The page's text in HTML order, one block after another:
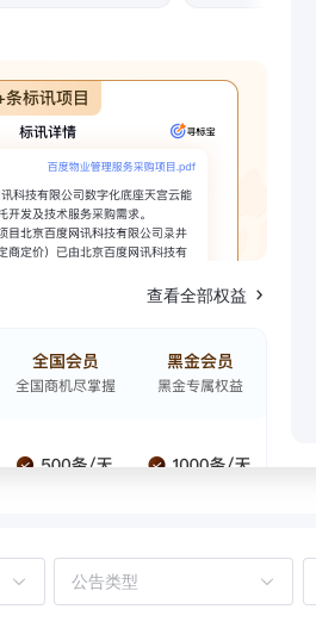
查看全部权益